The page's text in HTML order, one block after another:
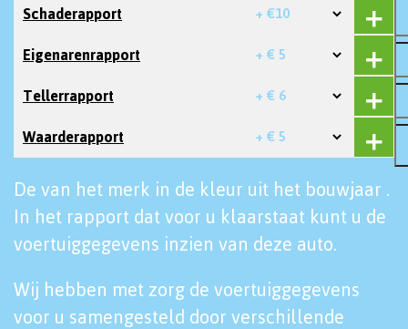
Schaderapport + €10
Eigenarenrapport + € 5
Tellerrapport + € 6
Waarderapport + € 5
De van het merk in de kleur uit het bouwjaar .
In het rapport dat voor u klaarstaat kunt u de
voertuiggegevens inzien van deze auto.
Wij hebben met zorg de voertuiggegevens
voor u samengesteld door verschillende